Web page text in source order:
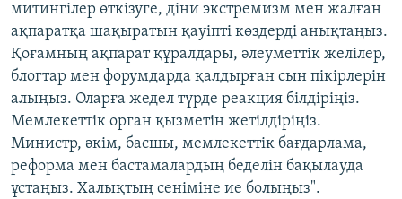
митингілер өткізуге, діни экстремизм мен жалған
ақпаратқа шақыратын қауіпті көздерді анықтаңыз.
Қоғамның ақпарат құралдары, әлеуметтік желілер,
блогтар мен форумдарда қалдырған сын пікірлерін
алыңыз. Оларға жедел түрде реакция білдіріңіз.
Мемлекеттік орган қызметін жетілдіріңіз.
Министр, әкім, басшы, мемлекеттік бағдарлама,
реформа мен бастамалардың беделін бақылауда
ұстаңыз. Халықтың сеніміне ие болыңыз".